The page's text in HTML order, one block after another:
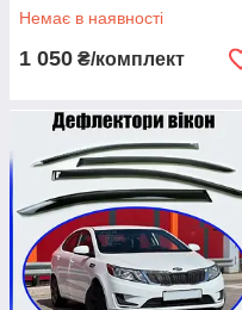
Немає в наявності
1 050 ₴/комплект